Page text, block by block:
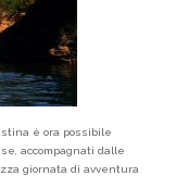
è ora possibile
accompagnati dalle
giornata di avventura